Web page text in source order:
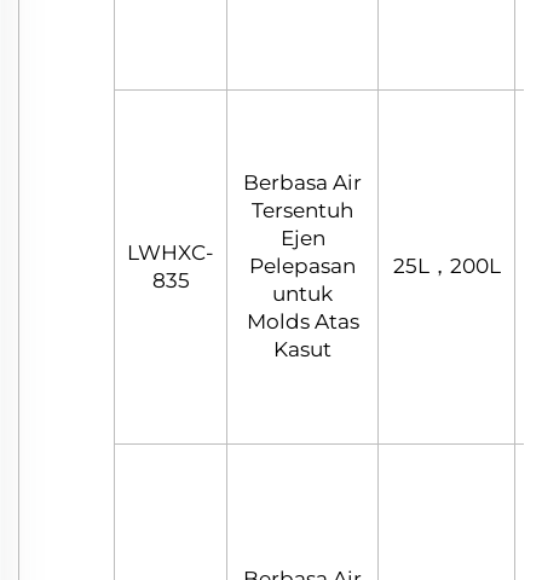
LWHXC-
835
Berbasa Air
Tersentuh
Ejen
Pelepasan
untuk
Molds Atas
Kasut
25L，200L